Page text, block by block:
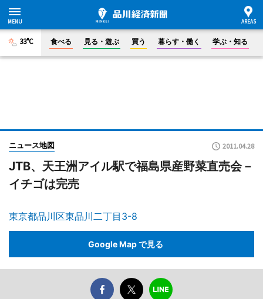
33°C 食べる 見る・遊ぶ 買う 暮らす・働く 学ぶ・知る
ニュース地図 2011.04.28
JTB、天王洲アイル駅で福島県産野菜直売会－
イチゴは完売
東京都品川区東品川二丁目3-8
Google Map で見る